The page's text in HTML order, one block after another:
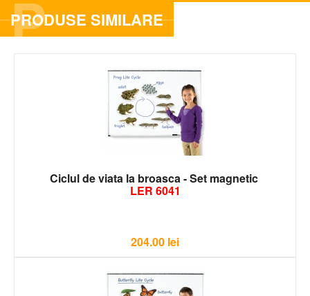
P
PRODUSE SIMILARE
Ciclul de viata la broasca - Set magnetic
LER 6041
204.00 lei